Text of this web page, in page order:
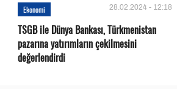
Ekonomi 28.02.2024 - 12:18
TSGB ile Dünya Bankası, Türkmenistan
pazarına yatırımların çekilmesini
değerlendirdi